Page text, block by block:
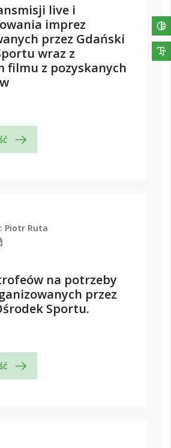
live i
imprez
przez Gdański
wraz z
filmu z pozyskanych
Piotr Ruta
na potrzeby
przez
Sportu.